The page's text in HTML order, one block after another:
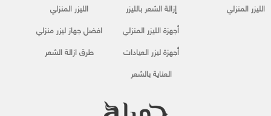
الليزر المنزلي
إزالة الشعر بالليزر
الليزر المنزلي
أجهزة الليزر المنزلي
افضل جهاز ليزر منزلي
أجهزة ليزر العيادات
طرق ازالة الشعر
العناية بالشعر